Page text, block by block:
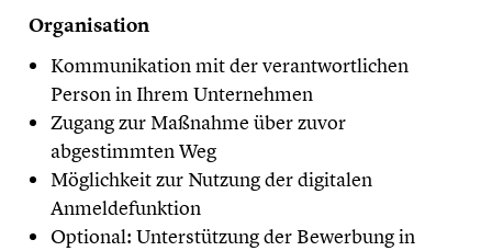
Organisation
Kommunikation mit der verantwortlichen
Person in Ihrem Unternehmen
Zugang zur Maßnahme über zuvor
abgestimmten Weg
Möglichkeit zur Nutzung der digitalen
Anmeldefunktion
Optional: Unterstützung der Bewerbung in